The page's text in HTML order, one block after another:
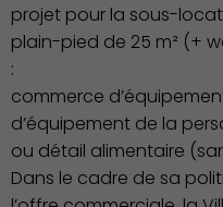
Emploi
projet pour la sous-
plain-pied de 25 m² (+
:
commerce
d’équipement de la
ou détail alimentaire
Dans le cadre de sa